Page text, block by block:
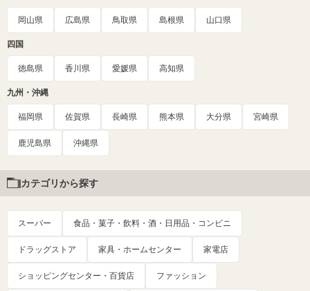
岡山県 広島県 鳥取県 島根県 山口県
四国
徳島県 香川県 愛媛県 高知県
九州・沖縄
福岡県 佐賀県 長崎県 熊本県 大分県 宮崎県
鹿児島県 沖縄県
カテゴリから探す
スーパー 食品・菓子・飲料・酒・日用品・コンビニ
ドラッグストア 家具・ホームセンター 家電店
ショッピングセンター・百貨店 ファッション